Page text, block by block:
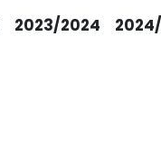
2023/2024